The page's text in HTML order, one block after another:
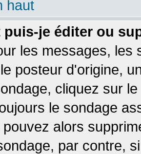
haut
puis-je éditer ou
les messages, les
posteur d'origine,
cliquez sur
le sondage
alors
par contre,